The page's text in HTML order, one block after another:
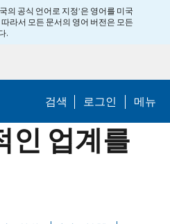
의 공식 언어로 지정’은 영어를 미국
라서 모든 문서의 영어 버전은 모든
.
검색 로그인 메뉴
인 업계를